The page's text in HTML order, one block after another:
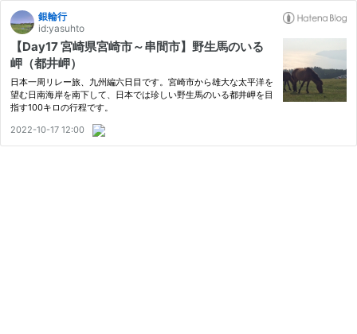
銀輪行
id:yasuhto
【Day17 宮崎県宮崎市～串間市】野生馬のいる
岬（都井岬）
日本一周リレー旅、九州編六日目です。宮崎市から雄大な太平洋を
望む日南海岸を南下して、日本では珍しい野生馬のいる都井岬を目
指す100キロの行程です。
2022-10-17 12:00